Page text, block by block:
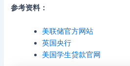
参考资料：
美联储官方网站
英国央行
美国学生贷款官网